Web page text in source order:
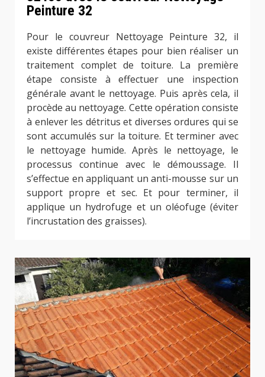
Peinture 32
Pour le couvreur Nettoyage Peinture 32, il
existe différentes étapes pour bien réaliser un
traitement complet de toiture. La première
étape consiste à effectuer une inspection
générale avant le nettoyage. Puis après cela, il
procède au nettoyage. Cette opération consiste
à enlever les détritus et diverses ordures qui se
sont accumulés sur la toiture. Et terminer avec
le nettoyage humide. Après le nettoyage, le
processus continue avec le démoussage. Il
s’effectue en appliquant un anti-mousse sur un
support propre et sec. Et pour terminer, il
applique un hydrofuge et un oléofuge (éviter
l’incrustation des graisses).